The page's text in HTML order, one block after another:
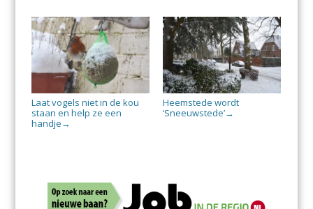
Laat vogels niet in de kou
staan en help ze een
handje →
Heemstede wordt
‘Sneeuwstede’→